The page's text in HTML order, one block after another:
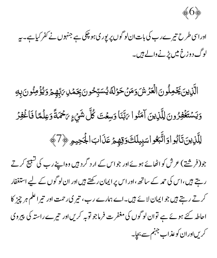
﴿6﴾
اور اسی طرح تیرے رب کی بات ان لوگوں پر پوری ہوچکی ہے جنہوں نے کفر کیا ہے۔ یہ
لوگ دوزخ میں پڑنے والے ہیں۔
الَّذِينَ يَحْمِلُونَ الْعَرْشَ وَمَنْ حَوْلَهُ يُسَبِّحُونَ بِحَمْدِ رَبِّهِمْ وَيُؤْمِنُونَ بِهِ
وَيَسْتَغْفِرُونَ لِلَّذِينَ آمَنُوا رَبَّنَا وَسِعْتَ كُلَّ شَيْءٍ رَحْمَةً وَعِلْمًا فَاغْفِرْ
لِلَّذِينَ تَابُوا وَاتَّبَعُوا سَبِيلَكَ وَقِهِمْ عَذَابَ الْجَحِيمِ ﴿7﴾
جو(فرشتے) عرش کو اٹھائے ہوئے اور جو اس کے اردگرد ہیں وہ اپنے رب کی تسبیح کرتے
رہتے ہیں، اس کی حمد کے ساتھ، اور اس پر ایمان رکھتے ہیں اور ان لوگوں کے لیے استغفار
کرتے رہتے ہیں جو ایمان لائے ہیں۔ اے ہمارے رب، تیری رحمت اور تیرا علم ہر چیز کا
احاطہ کئے ہوئے ہے تو ان لوگوں کی مغفرت فرما جو توبہ کریں اور تیرے راستہ کی پیروی
کریں اور ان کو عذاب جہنم سے بچا۔